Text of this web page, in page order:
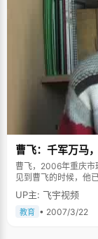
曹飞：千军万马
曹飞，2006年重庆市
见到曹飞的时候，他
备回家，北京冬天的
家乡的思念。说起状
时候故事，还时常的
UP主: 飞宇视频
教育 • 2007/3/22